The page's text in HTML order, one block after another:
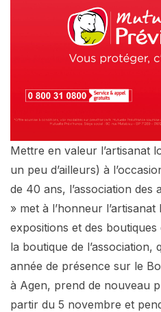
Mettre en valeur l’artisanat
un peu d’ailleurs) à
de 40 ans, l’association des
» met à l’honneur
expositions et des
la boutique de l’association,
année de présence sur le
à Agen, prend de nouveau
partir du 5 novembre et